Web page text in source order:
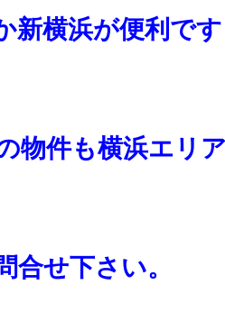
新横浜が便利で
物件も横浜エリ
合せ下さい。